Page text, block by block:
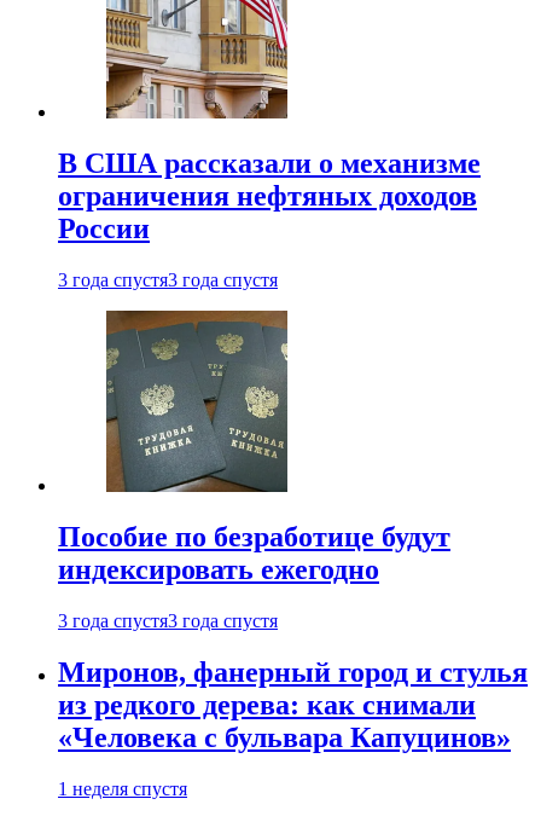
В США рассказали о механизме
ограничения нефтяных доходов
России
3 года спустя3 года спустя
Пособие по безработице будут
индексировать ежегодно
3 года спустя3 года спустя
Миронов, фанерный город и стулья
из редкого дерева: как снимали
«Человека с бульвара Капуцинов»
1 неделя спустя